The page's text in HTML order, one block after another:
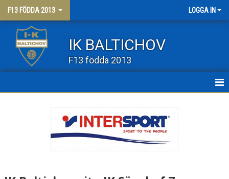
F13 FÖDDA 2013 LOGGA IN
IK BALTICHOV
F13 födda 2013